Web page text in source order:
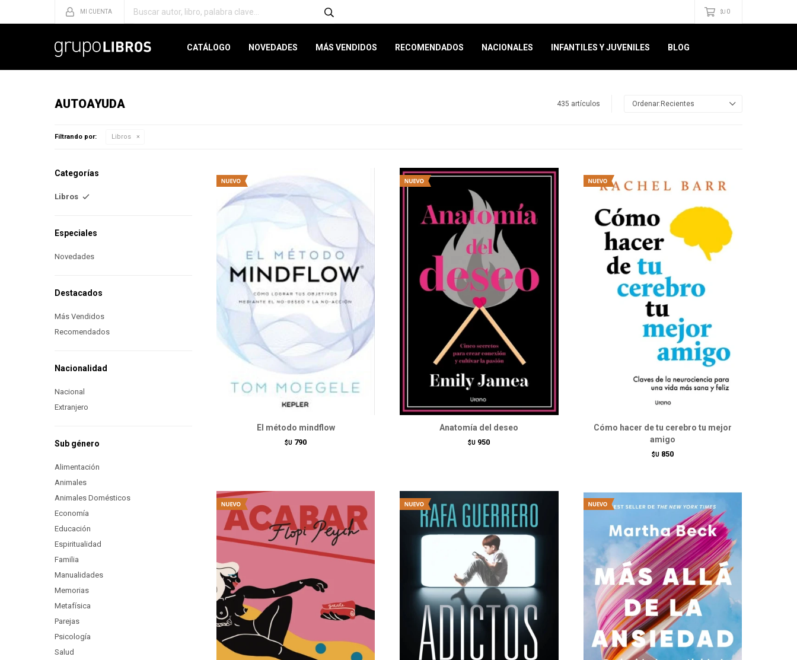
CATÁLOGO NOVEDADES MÁS VENDIDOS RECOMENDADOS NACIONALES INFANTILES Y JUVENILES BLOG
$U 0
AUTOAYUDA 435 artículos Recientes
Filtrando por: Libros
El método mindflow
$U 790
Anatomía del deseo
$U 950
Cómo hacer de tu cerebro tu mejor
amigo
$U 850
Categorías
Libros
Especiales
Novedades
Destacados
Más Vendidos
Recomendados
Nacionalidad
Nacional
Extranjero
Sub género
Alimentación
Animales
Animales Domésticos
Economía
Educación
Espiritualidad
Familia
Manualidades
Memorias
Metafísica
Parejas
Psicología
Salud